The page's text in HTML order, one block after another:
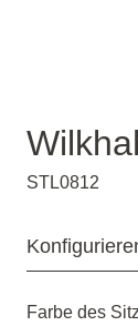
STL0812
Farbe des